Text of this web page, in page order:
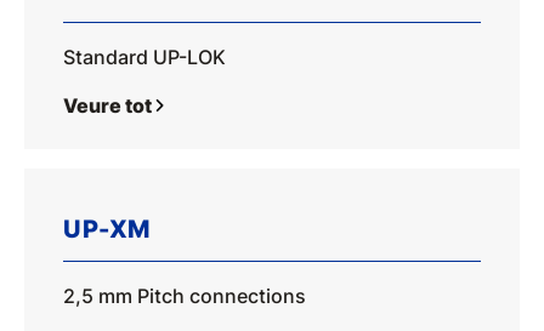
Standard UP-LOK
Veure tot
UP-XM
2,5 mm Pitch connections